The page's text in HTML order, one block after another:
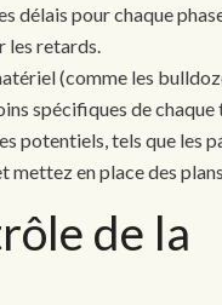
délais pour chaque
les retards.
(comme les
spécifiques de chaque
potentiels, tels que les
en place des
de la